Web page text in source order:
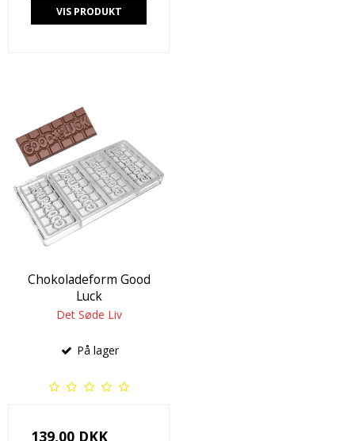
VIS PRODUKT
Chokoladeform Good
Luck
Det Søde Liv
På lager
139,00 DKK